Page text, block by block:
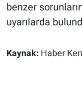
benzer
uyarılarda
Kaynak: Haber